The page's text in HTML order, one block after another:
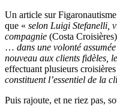
Un article sur
que « selon Luigi Stefanelli,
compagnie (Costa Croisières)
… dans une volonté
nouveau aux clients fidèles,
effectuant plusieurs
constituent l’essentiel de la
Puis rajoute, et ne riez pas,